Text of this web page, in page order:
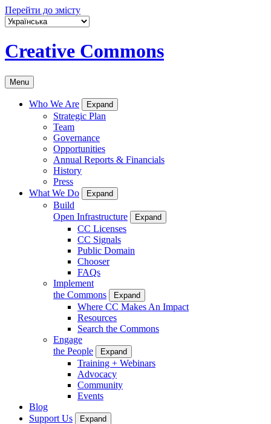
Перейти до змісту
Creative Commons
Menu
Who We Are Expand
Strategic Plan
Team
Governance
Opportunities
Annual Reports & Financials
History
Press
What We Do
Expand
Build
Open Infrastructure
Expand
CC Licenses
CC Signals
Public Domain
Chooser
FAQs
Implement
the Commons
Expand
Where CC Makes An Impact
Resources
Search the Commons
Engage
the People
Expand
Training + Webinars
Advocacy
Community
Events
Blog
Support Us
Expand